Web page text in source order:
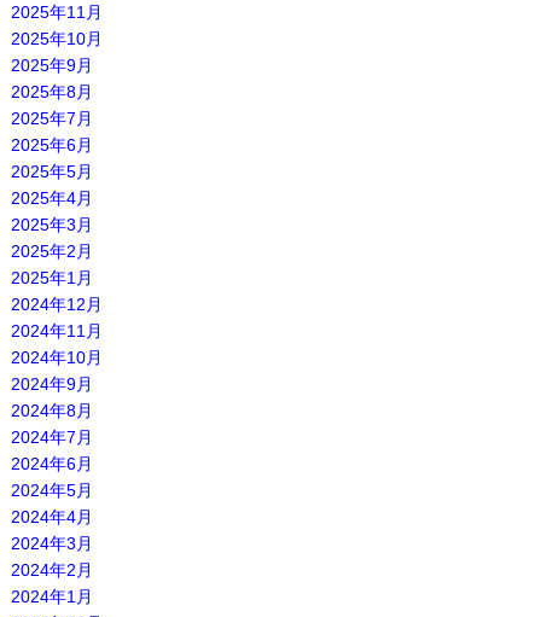
2025年11月
2025年10月
2025年9月
2025年8月
2025年7月
2025年6月
2025年5月
2025年4月
2025年3月
2025年2月
2025年1月
2024年12月
2024年11月
2024年10月
2024年9月
2024年8月
2024年7月
2024年6月
2024年5月
2024年4月
2024年3月
2024年2月
2024年1月